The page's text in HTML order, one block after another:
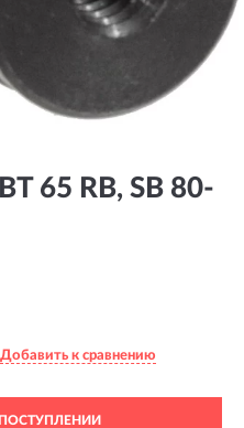
65 RB, SB 80-
Добавить к сравнению